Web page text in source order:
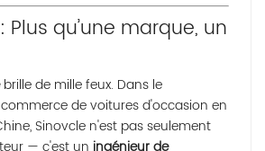
Plus qu’une marque, un
brille de mille feux. Dans le
de voitures d'occasion en
Sinovcle n'est pas seulement